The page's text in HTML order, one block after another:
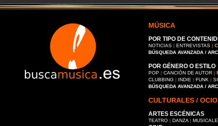
MÚSICA
POR TIPO DE
NOTICIAS | ENTREVISTAS |
BÚSQUEDA AVANZADA /
POR GÉNERO O ESTILO
POP | CANCIÓN DE AUTOR |
CLUBBING | INDIE | FUNK |
BÚSQUEDA AVANZADA /
CULTURALES / OCIO
ARTES ESCÉNICAS
TEATRO | DANZA |